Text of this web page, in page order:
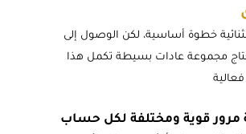
خطوة أساسية، لكن الوصول إلى
مجموعة عادات بسيطة تكمل هذا